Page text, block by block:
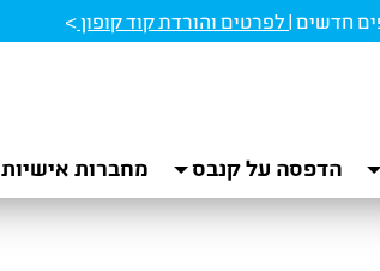
לפרטים והורדת קוד קופון>
הדפסה על קנבס מחברות אישיות